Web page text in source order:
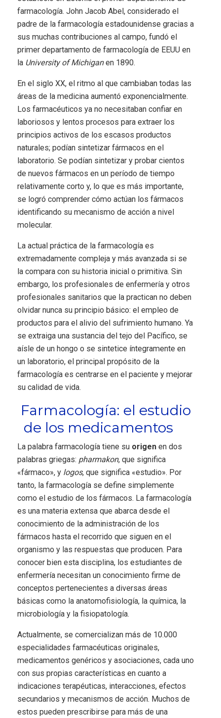
farmacología. John Jacob Abel, considerado el
padre de la farmacología estadounidense gracias a
sus muchas contribuciones al campo, fundó el
primer departamento de farmacología de EEUU en
la University of Michiganen 1890.
En el siglo XX, el ritmo al que cambiaban todas las
áreas de la medicina aumentó exponencialmente.
Los farmacéuticos ya no necesitaban confiar en
laboriosos y lentos procesos para extraer los
principios activos de los escasos productos
naturales; podían sintetizar fármacos en el
laboratorio. Se podían sintetizar y probar cientos
de nuevos fármacos en un período de tiempo
relativamente corto y, lo que es más importante,
se logró comprender cómo actúan los fármacos
identificando su mecanismo de acción a nivel
molecular.
La actual práctica de la farmacología es
extremadamente compleja y más avanzada si se
la compara con su historia inicial o primitiva. Sin
embargo, los profesionales de enfermería y otros
profesionales sanitarios que la practican no deben
olvidar nunca su principio básico: el empleo de
productos para el alivio del sufrimiento humano. Ya
se extraiga una sustancia del tejo del Pacífico, se
aísle de un hongo o se sintetice íntegramente en
un laboratorio, el principal propósito de la
farmacología es centrarse en el paciente y mejorar
su calidad de vida.
Farmacología: el estudio
de los medicamentos
La palabra farmacología tiene su origen en dos
palabras griegas: pharmakon, que significa
«fármaco», y logos, que significa «estudio». Por
tanto, la farmacología se define simplemente
como el estudio de los fármacos. La farmacología
es una materia extensa que abarca desde el
conocimiento de la administración de los
fármacos hasta el recorrido que siguen en el
organismo y las respuestas que producen. Para
conocer bien esta disciplina, los estudiantes de
enfermería necesitan un conocimiento firme de
conceptos pertenecientes a diversas áreas
básicas como la anatomofisiología, la química, la
microbiología y la fisiopatología.
Actualmente, se comercializan más de 10.000
especialidades farmacéuticas originales,
medicamentos genéricos y asociaciones, cada uno
con sus propias características en cuanto a
indicaciones terapéuticas, interacciones, efectos
secundarios y mecanismos de acción. Muchos de
estos pueden prescribirse para más de una